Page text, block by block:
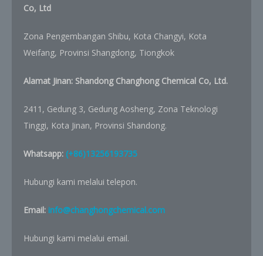
Co, Ltd
Zona Pengembangan Shibu, Kota Changyi, Kota
Weifang, Provinsi Shangdong, Tiongkok
Alamat Jinan: Shandong Changhong Chemical Co, Ltd.
2411, Gedung 3, Gedung Aosheng, Zona Teknologi
Tinggi, Kota Jinan, Provinsi Shandong.
Whatsapp: (+86)13256193735
Hubungi kami melalui telepon.
Email: info@changhongchemical.com
Hubungi kami melalui email.